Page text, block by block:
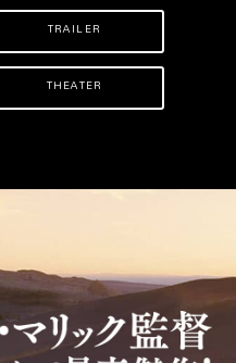
TRAILER
THEATER